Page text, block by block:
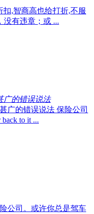
,智商高也给打折,不服
没有违章；或 ...
广的错误说法
广的错误说法 保险公司
to it ...
公司。或许你总是驾车